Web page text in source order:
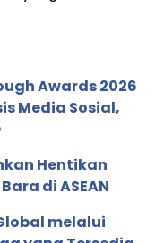
Awards 2026
Media Sosial,
Hentikan
di ASEAN
melalui